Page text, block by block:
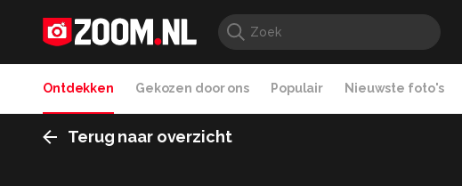
Ontdekken Gekozen door ons Populair Nieuwste foto's
Terug naar overzicht